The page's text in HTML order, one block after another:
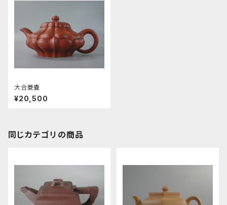
大合菱壷
¥20,500
同じカテゴリの商品